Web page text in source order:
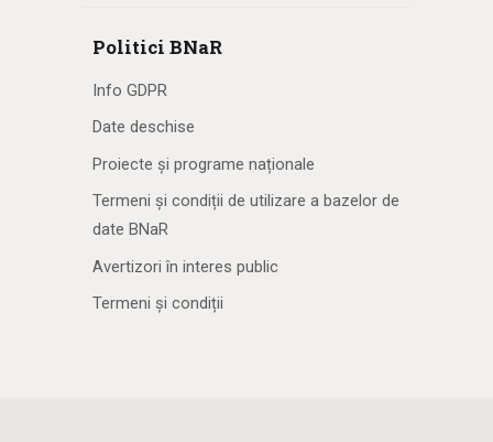
Politici BNaR
Info GDPR
Date deschise
Proiecte și programe naționale
Termeni și condiții de utilizare a bazelor de
date BNaR
Avertizori în interes public
Termeni și condiții